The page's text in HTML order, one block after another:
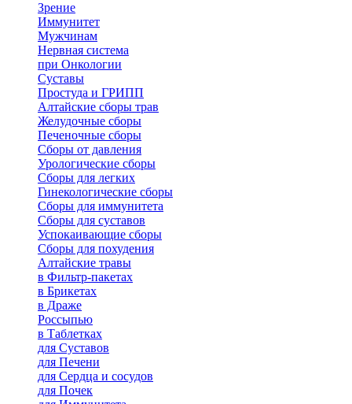
Зрение
Иммунитет
Мужчинам
Нервная система
при Онкологии
Суставы
Простуда и ГРИПП
Алтайские сборы трав
Желудочные сборы
Печеночные сборы
Сборы от давления
Урологические сборы
Сборы для легких
Гинекологические сборы
Сборы для иммунитета
Сборы для суставов
Успокаивающие сборы
Сборы для похудения
Алтайские травы
в Фильтр-пакетах
в Брикетах
в Драже
Россыпью
в Таблетках
для Cуставов
для Печени
для Сердца и сосудов
для Почек